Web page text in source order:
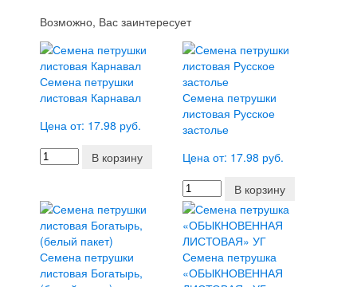
Возможно, Вас заинтересует
Семена петрушки
листовая Карнавал
Цена от: 17.98 руб.
В корзину
Семена петрушки
листовая Русское
застолье
Цена от: 17.98 руб.
В корзину
Семена петрушки
листовая Богатырь,
Семена петрушка
«ОБЫКНОВЕННАЯ